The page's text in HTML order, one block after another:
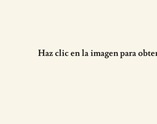
Haz clic en la imagen para